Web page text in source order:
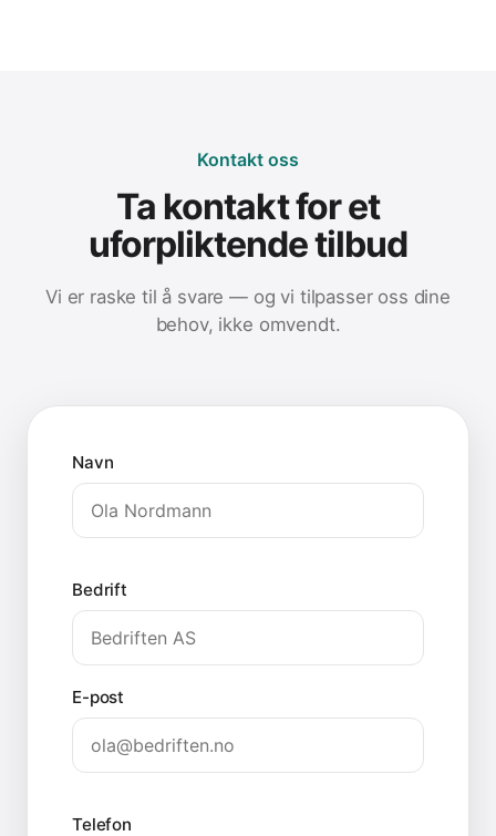
Kontakt oss
Ta kontakt for et
uforpliktende tilbud
Vi er raske til å svare — og vi tilpasser oss dine
behov, ikke omvendt.
Navn
Bedrift
E-post
Telefon